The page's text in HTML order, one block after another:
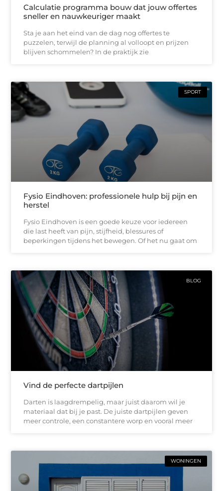
Calculatie programma bouw dat jouw offertes
sneller en nauwkeuriger maakt
Sta je aan het eind van de dag nog offertes te
puzzelen, terwijl de planning al volloopt en prijzen
blijven schommelen? In de praktijk zie
SPORT
Fysio Eindhoven: professionele hulp bij pijn en
herstel
Fysio Eindhoven is een goede keuze voor iedereen
die last heeft van pijn, stijfheid, blessures of
beperkingen tijdens het bewegen. Of het nu gaat om
BLOG
Vind de perfecte dartpijlen
Darten is laagdrempelig, maar juist daarom wil je
materiaal dat bij je past. De juiste dartpijlen geven
meer controle, een constantere worp en vooral meer
WONINGEN